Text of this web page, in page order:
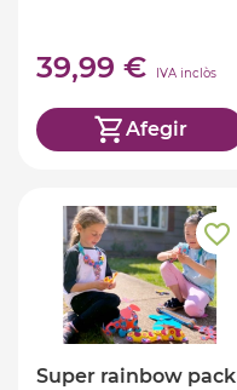
39,99 € IVA inclòs
Afegir
Super rainbow pack